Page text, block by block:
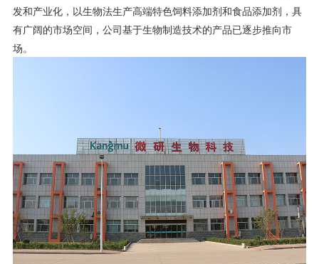
发和产业化，以生物法生产高端特色饲料添加剂和食品添加剂，具
有广阔的市场空间，公司基于生物制造技术的产品已逐步推向市
场。